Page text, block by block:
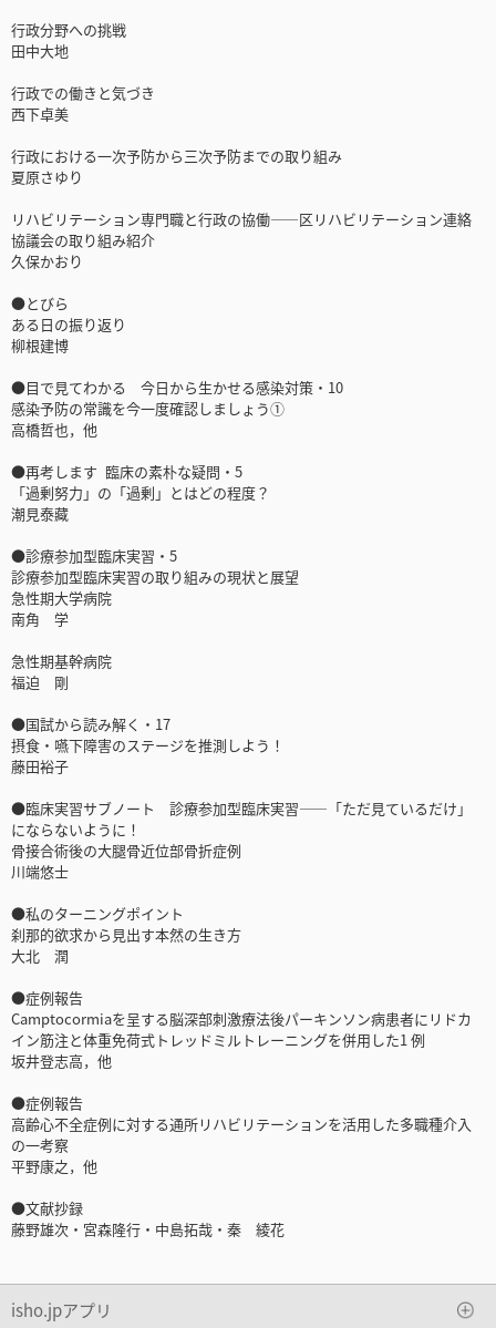
行政分野への挑戦
田中大地
行政での働きと気づき
西下卓美
行政における一次予防から三次予防までの取り組み
夏原さゆり
リハビリテーション専門職と行政の協働――区リハビリテーション連絡
協議会の取り組み紹介
久保かおり
●とびら
ある日の振り返り
柳根建博
●目で見てわかる 今日から生かせる感染対策・10
感染予防の常識を今一度確認しましょう①
高橋哲也，他
●再考します 臨床の素朴な疑問・5
「過剰努力」の「過剰」とはどの程度？
潮見泰藏
●診療参加型臨床実習・5
診療参加型臨床実習の取り組みの現状と展望
急性期大学病院
南角 学
急性期基幹病院
福迫 剛
●国試から読み解く・17
摂食・嚥下障害のステージを推測しよう！
藤田裕子
●臨床実習サブノート 診療参加型臨床実習――「ただ見ているだけ」
にならないように！
骨接合術後の大腿骨近位部骨折症例
川端悠士
●私のターニングポイント
刹那的欲求から見出す本然の生き方
大北 潤
●症例報告
Camptocormiaを呈する脳深部刺激療法後パーキンソン病患者にリドカ
イン筋注と体重免荷式トレッドミルトレーニングを併用した1 例
坂井登志高，他
●症例報告
高齢心不全症例に対する通所リハビリテーションを活用した多職種介入
の一考察
平野康之，他
●文献抄録
藤野雄次・宮森隆行・中島拓哉・秦 綾花
isho.jpアプリ